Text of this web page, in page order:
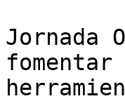
Jornada